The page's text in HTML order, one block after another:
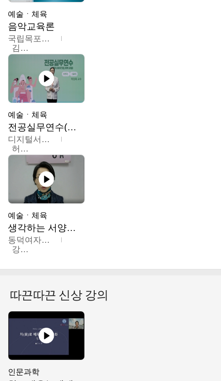
예술ㆍ체육
음악교육론
국립목포대학교
김신영
예술ㆍ체육
전공실무연수(헤어,메이크업,피부,네일)
디지털서울문화예술대학교
허정록
예술ㆍ체육
생각하는 서양미술의 이해
동덕여자대학교
강수미
따끈따끈 신상 강의
인문과학